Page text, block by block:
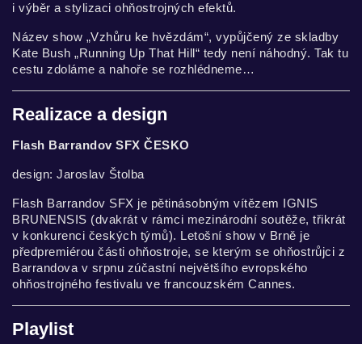
i výběr a stylizaci ohňostrojných efektů.
Název show „Vzhůru ke hvězdám“, vypůjčený ze skladby
Kate Bush „Running Up That Hill“ tedy není náhodný. Tak tu
cestu zdoláme a nahoře se rozhlédneme…
Realizace a design
Flash Barrandov SFX ČESKO
design: Jaroslav Štolba
Flash Barrandov SFX je pětinásobným vítězem IGNIS
BRUNENSIS (dvakrát v rámci mezinárodní soutěže, třikrát
v konkurenci českých týmů). Letošní show v Brně je
předpremiérou části ohňostroje, se kterým se ohňostrůjci z
Barrandova v srpnu zúčastní největšího evropského
ohňostrojného festivalu ve francouzském Cannes.
Playlist